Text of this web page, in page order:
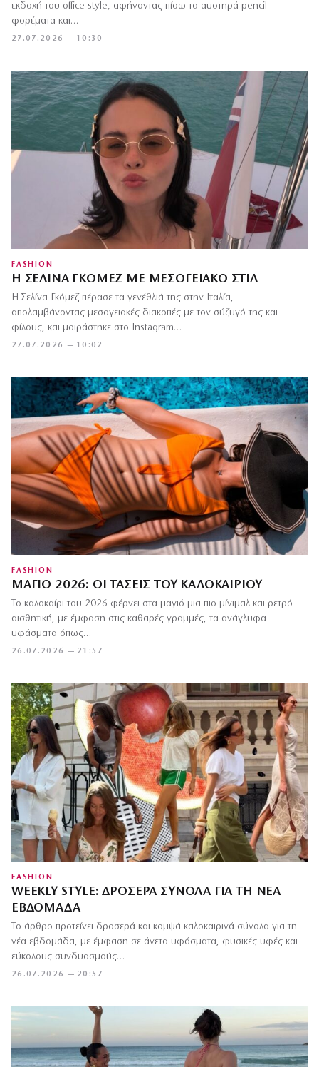
27.07.2026 — 10:30
εκδοχή του office style, αφήνοντας πίσω τα αυστηρά pencil
φορέματα και…
FASHION
Η ΣΕΛΊΝΑ ΓΚΌΜΕΖ ΜΕ ΜΕΣΟΓΕΙΑΚΌ ΣΤΙΛ
27.07.2026 — 10:02
Η Σελίνα Γκόμεζ πέρασε τα γενέθλιά της στην Ιταλία,
απολαμβάνοντας μεσογειακές διακοπές με τον σύζυγό της και
φίλους, και μοιράστηκε στο Instagram…
FASHION
ΜΑΓΙΌ 2026: ΟΙ ΤΆΣΕΙΣ ΤΟΥ ΚΑΛΟΚΑΙΡΙΟΎ
26.07.2026 — 21:57
Το καλοκαίρι του 2026 φέρνει στα μαγιό μια πιο μίνιμαλ και ρετρό
αισθητική, με έμφαση στις καθαρές γραμμές, τα ανάγλυφα
υφάσματα όπως…
FASHION
WEEKLY STYLE: ΔΡΟΣΕΡΆ ΣΎΝΟΛΑ ΓΙΑ ΤΗ ΝΈΑ
ΕΒΔΟΜΆΔΑ
26.07.2026 — 20:57
Το άρθρο προτείνει δροσερά και κομψά καλοκαιρινά σύνολα για τη
νέα εβδομάδα, με έμφαση σε άνετα υφάσματα, φυσικές υφές και
εύκολους συνδυασμούς…